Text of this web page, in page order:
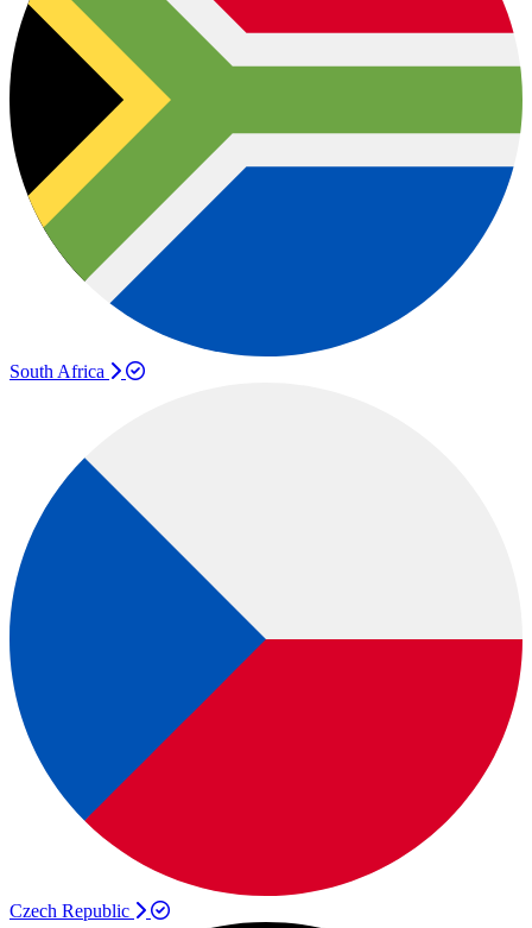
South Africa
Czech Republic